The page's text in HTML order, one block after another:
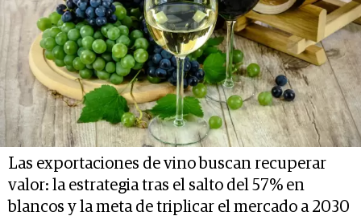
Las exportaciones de vino buscan recuperar
valor: la estrategia tras el salto del 57% en
blancos y la meta de triplicar el mercado a 2030